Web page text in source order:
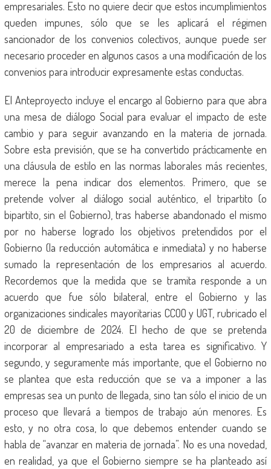
empresariales. Esto no quiere decir que estos incumplimientos
queden impunes, sólo que se les aplicará el régimen
sancionador de los convenios colectivos, aunque puede ser
necesario proceder en algunos casos a una modificación de los
convenios para introducir expresamente estas conductas.
El Anteproyecto incluye el encargo al Gobierno para que abra
una mesa de diálogo Social para evaluar el impacto de este
cambio y para seguir avanzando en la materia de jornada.
Sobre esta previsión, que se ha convertido prácticamente en
una cláusula de estilo en las normas laborales más recientes,
merece la pena indicar dos elementos. Primero, que se
pretende volver al diálogo social auténtico, el tripartito (o
bipartito, sin el Gobierno), tras haberse abandonado el mismo
por no haberse logrado los objetivos pretendidos por el
Gobierno (la reducción automática e inmediata) y no haberse
sumado la representación de los empresarios al acuerdo.
Recordemos que la medida que se tramita responde a un
acuerdo que fue sólo bilateral, entre el Gobierno y las
organizaciones sindicales mayoritarias CCOO y UGT, rubricado el
20 de diciembre de 2024. El hecho de que se pretenda
incorporar al empresariado a esta tarea es significativo. Y
segundo, y seguramente más importante, que el Gobierno no
se plantea que esta reducción que se va a imponer a las
empresas sea un punto de llegada, sino tan sólo el inicio de un
proceso que llevará a tiempos de trabajo aún menores. Es
esto, y no otra cosa, lo que debemos entender cuando se
habla de “avanzar en materia de jornada”. No es una novedad,
en realidad, ya que el Gobierno siempre se ha planteado así